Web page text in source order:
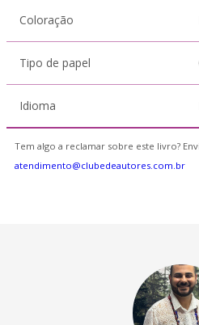
Coloração
Tipo de papel
Idioma
Tem algo a reclamar sobre este livro?
atendimento@clubedeautores.com.br